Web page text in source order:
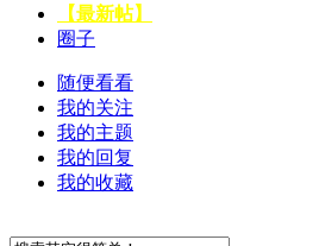
【最新帖】
圈子
随便看看
我的关注
我的主题
我的回复
我的收藏